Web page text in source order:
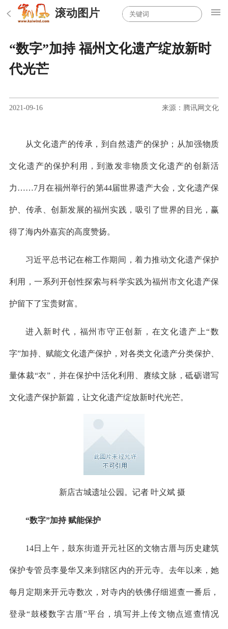
滚动图片
“数字”加持 福州文化遗产绽放新时
代光芒
2021-09-16 来源：腾讯网文化
从文化遗产的传承，到自然遗产的保护；从加强物质
文化遗产的保护利用，到激发非物质文化遗产的创新活
力……7月在福州举行的第44届世界遗产大会，文化遗产保
护、传承、创新发展的福州实践，吸引了世界的目光，赢
得了海内外嘉宾的高度赞扬。
习近平总书记在榕工作期间，着力推动文化遗产保护
利用，一系列开创性探索与科学实践为福州市文化遗产保
护留下了宝贵财富。
进入新时代，福州市守正创新，在文化遗产上“数
字”加持、赋能文化遗产保护，对各类文化遗产分类保护、
量体裁“衣”，并在保护中活化利用、赓续文脉，砥砺谱写
文化遗产保护新篇，让文化遗产绽放新时代光芒。
新店古城遗址公园。记者 叶义斌 摄
“数字”加持 赋能保护
14日上午，鼓东街道开元社区的文物古厝与历史建筑
保护专管员李曼华又来到辖区内的开元寺。去年以来，她
每月定期来开元寺数次，对寺内的铁佛仔细巡查一番后，
登录“鼓楼数字古厝”平台，填写并上传文物点巡查情况